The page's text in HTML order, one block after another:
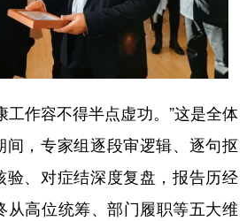
作容不得半点虚功。”这是全体
，专家组逐段审逻辑、逐句抠
验、对症结深度复盘，报告历经
从高位统筹、部门履职等五大维